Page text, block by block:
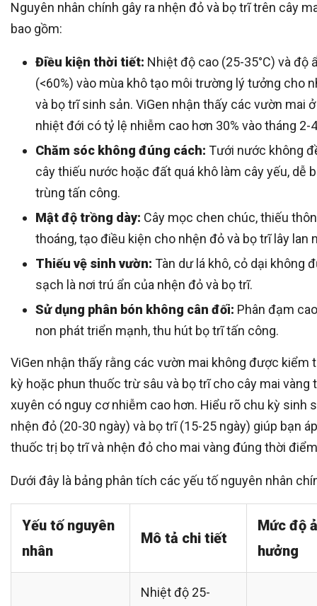
Nguyên nhân chính gây ra nhện đỏ và bọ trĩ trên cây
bao gồm:
Điều kiện thời tiết: Nhiệt độ cao (25-35°C) và độ
(<60%) vào mùa khô tạo môi trường lý tưởng cho
và bọ trĩ sinh sản. ViGen nhận thấy các vườn mai
nhiệt đới có tỷ lệ nhiễm cao hơn 30% vào tháng 2-
Chăm sóc không đúng cách: Tưới nước không
cây thiếu nước hoặc đất quá khô làm cây yếu, dễ
trùng tấn công.
Mật độ trồng dày: Cây mọc chen chúc, thiếu
thoáng, tạo điều kiện cho nhện đỏ và bọ trĩ lây lan
Thiếu vệ sinh vườn: Tàn dư lá khô, cỏ dại không
sạch là nơi trú ẩn của nhện đỏ và bọ trĩ.
Sử dụng phân bón không cân đối: Phân đạm
non phát triển mạnh, thu hút bọ trĩ tấn công.
ViGen nhận thấy rằng các vườn mai không được kiểm
kỳ hoặc phun thuốc trừ sâu và bọ trĩ cho cây mai vàng
xuyên có nguy cơ nhiễm cao hơn. Hiểu rõ chu kỳ sinh
nhện đỏ (20-30 ngày) và bọ trĩ (15-25 ngày) giúp bạn
thuốc trị bọ trĩ và nhện đỏ cho mai vàng đúng thời
Dưới đây là bảng phân tích các yếu tố nguyên nhân
Yếu tố nguyên
nhân
Mô tả chi tiết
Mức độ
hưởng
Nhiệt độ 25-